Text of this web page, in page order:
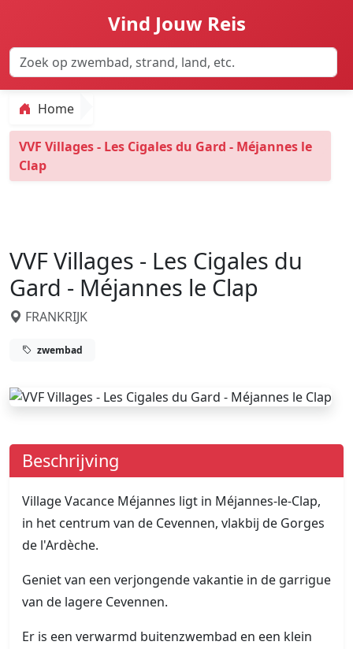
Vind Jouw Reis
Home
VVF Villages - Les Cigales du Gard - Méjannes le
Clap
VVF Villages - Les Cigales du
Gard - Méjannes le Clap
FRANKRIJK
zwembad
Beschrijving
Village Vacance Méjannes ligt in Méjannes-le-Clap,
in het centrum van de Cevennen, vlakbij de Gorges
de l'Ardèche.
Geniet van een verjongende vakantie in de garrigue
van de lagere Cevennen.
Er is een verwarmd buitenzwembad en een klein